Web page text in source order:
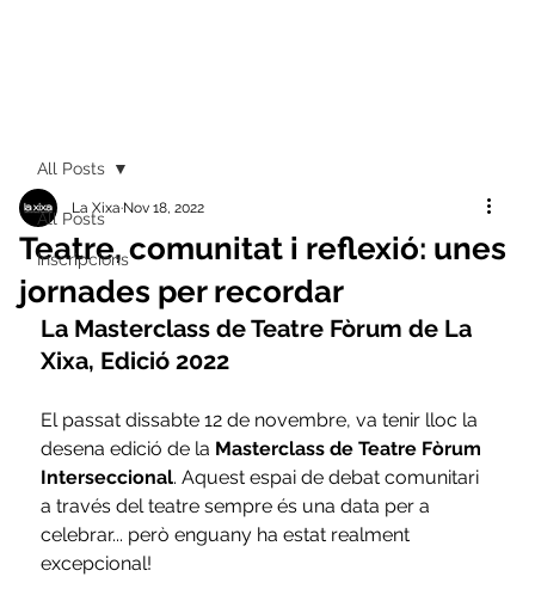
All Posts
Inscripcions
All Posts
Teatre, comunitat i reflexió: unes
jornades per recordar
La Xixa Nov 18, 2022
La Masterclass de Teatre Fòrum de La
Xixa, Edició 2022
El passat dissabte 12 de novembre, va tenir lloc la
desena edició de la Masterclass de Teatre Fòrum
Interseccional. Aquest espai de debat comunitari
a través del teatre sempre és una data per a
celebrar... però enguany ha estat realment
excepcional!